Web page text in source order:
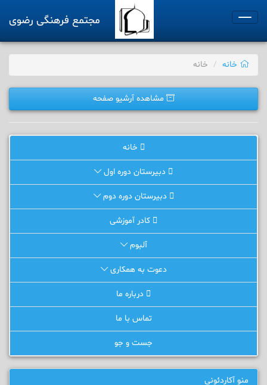
Toggle
مجتمع فرهنگی رضوی
خانه خانه
مشاهده آرشیو صفحه
خانه
دبیرستان دوره اول
دبیرستان دوره دوم
کادر آموزشی
آلبوم
دعوت به همکاری
درباره ما
تماس با ما
جست و جو
منو آکاردئونی